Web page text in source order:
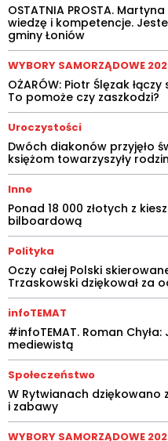
OSTATNIA PROSTA.
wiedzę i kompetencje.
gminy Łoniów
WYBORY SAMORZĄDOWE
OŻARÓW: Piotr Ślęzak
To pomoże czy zaszkodzi?
Uroczystości
Dwóch diakonów przyjęło
księżom towarzyszyły
Inne
Ponad 18 000 złotych z
bilboardową
Polityka
Oczy całej Polski
Trzaskowski dziękował za
infoTEMAT
#infoTEMAT. Roman
mediewistą
Społeczeństwo
W Rytwianach dziękowano
i zabawy
WYBORY SAMORZĄDOWE